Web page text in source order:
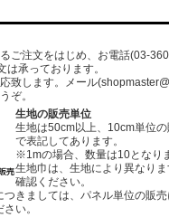
ご注文をはじめ、お電話(03-
承っております。
致します。メール
ぞ。
生地の販売単位
生地は50cm以上、10cm単位
で表記してあります。
※1mの場合、数量は10となり
生地巾は、生地により異なり
確認ください。
きましては、パネル単位の販
い。